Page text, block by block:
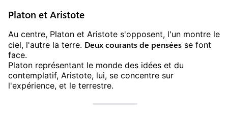
Platon et Aristote
Au centre, Platon et Aristote s'opposent, l'un montre le
ciel, l'autre la terre. Deux courants de pensées se font
face.
Platon représentant le monde des idées et du
contemplatif, Aristote, lui, se concentre sur
l'expérience, et le terrestre.